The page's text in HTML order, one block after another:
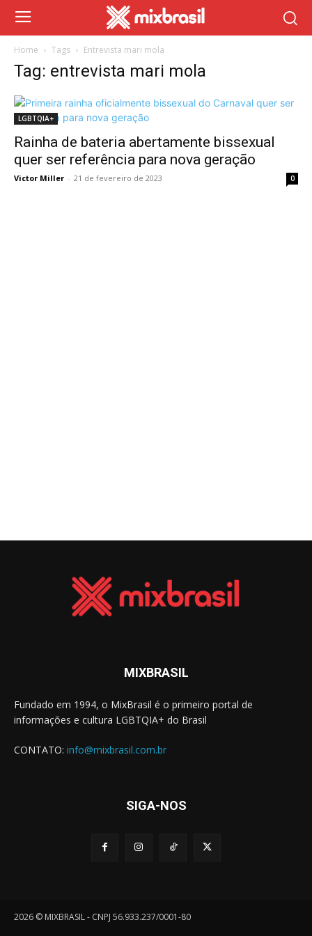
Home Tags Entrevista mari mola
Tag: entrevista mari mola
LGBTQIA+
Rainha de bateria abertamente bissexual
quer ser referência para nova geração
Victor Miller - 21 de fevereiro de 2023 0
MIXBRASIL
Fundado em 1994, o MixBrasil é o primeiro portal de
informações e cultura LGBTQIA+ do Brasil
CONTATO: info@mixbrasil.com.br
SIGA-NOS
2026 © MIXBRASIL - CNPJ 56.933.237/0001-80